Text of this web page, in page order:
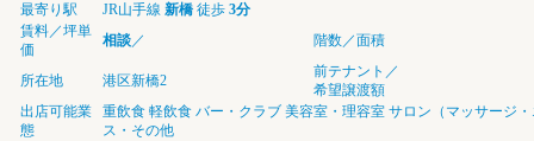
最寄り駅
JR山手線 新橋 徒歩 3分
賃料／坪単
価
相談／ 階数／面積
所在地 港区新橋2
前テナント／
希望譲渡額
出店可能業
態
重飲食 軽飲食 バー・クラブ 美容室・理容室 サロン（マッサージ
ス・その他